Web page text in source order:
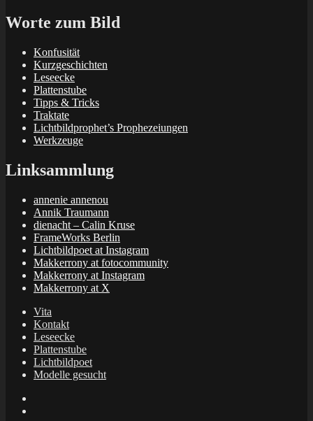
Worte zum Bild
Konfusität
Kurzgeschichten
Leseecke
Plattenstube
Tipps & Tricks
Traktate
Lichtbildprophet’s Prophezeiungen
Werkzeuge
Linksammlung
annenie annenou
Annik Traumann
dienacht – Calin Kruse
FrameWorks Berlin
Lichtbildpoet at Instagram
Makkerrony at fotocommunity
Makkerrony at Instagram
Makkerrony at X
Vita
Kontakt
Leseecke
Plattenstube
Lichtbildpoet
Modelle gesucht